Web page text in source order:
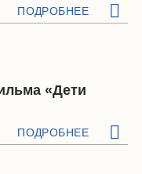
ПОДРОБНЕЕ
«Дети
ПОДРОБНЕЕ